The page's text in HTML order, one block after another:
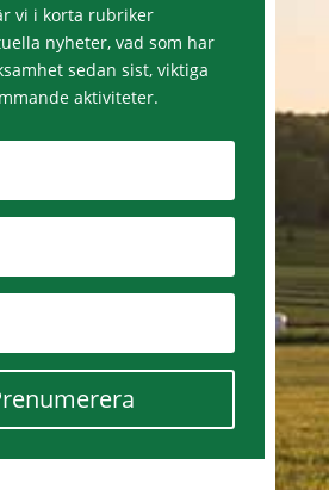
vi i korta rubriker
nyheter, vad som har
sedan sist, viktiga
aktiviteter.